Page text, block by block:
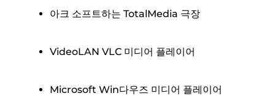
아크 소프트하는 TotalMedia 극장
VideoLAN VLC 미디어 플레이어
Microsoft Win다우즈 미디어 플레이어